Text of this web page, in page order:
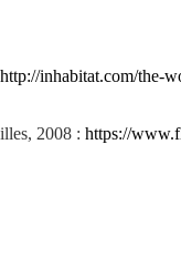
http://inhabitat.com/the-
2008 : https://